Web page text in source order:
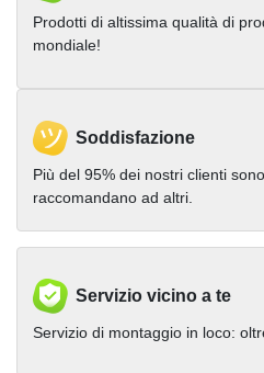
Prodotti di altissima qualità di
mondiale!
Soddisfazione
Più del 95% dei nostri clienti
raccomandano ad altri.
Servizio vicino a te
Servizio di montaggio in loco: